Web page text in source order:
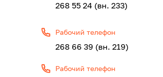
268 55 24 (вн. 233)
Рабочий телефон
268 66 39 (вн. 219)
Рабочий телефон